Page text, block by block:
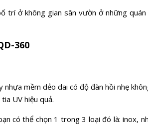
ở không gian sân vườn ở những
360
mềm dẻo dai có độ đàn hồi nhẹ
UV hiệu quả.
có thể chọn 1 trong 3 loại đó là: inox,